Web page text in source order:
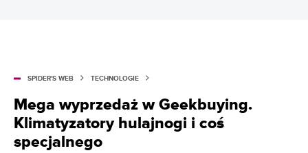
SPIDER'S WEB TECHNOLOGIE
Mega wyprzedaż w Geekbuying.
Klimatyzatory hulajnogi i coś
specjalnego